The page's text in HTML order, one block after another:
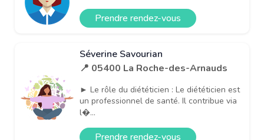
Prendre rendez-vous
Séverine Savourian
📍 05400 La Roche-des-Arnauds
► Le rôle du diététicien : Le diététicien est
un professionnel de santé. Il contribue via
l�...
Prendre rendez-vous